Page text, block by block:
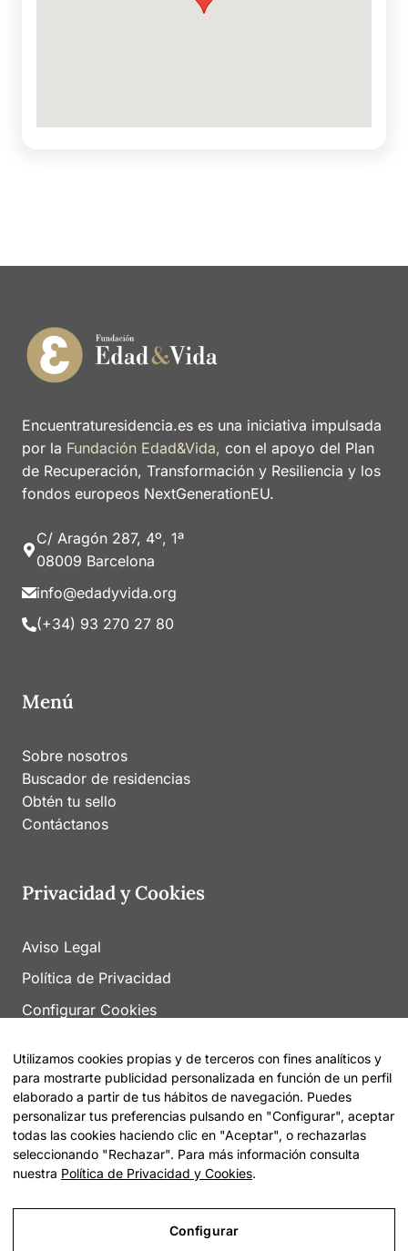
Encuentraturesidencia.es es una iniciativa impulsada
por la Fundación Edad&Vida, con el apoyo del Plan
de Recuperación, Transformación y Resiliencia y los
fondos europeos NextGenerationEU.
C/ Aragón 287, 4º, 1ª
08009 Barcelona
info@edadyvida.org
(+34) 93 270 27 80
Menú
Sobre nosotros
Buscador de residencias
Obtén tu sello
Contáctanos
Privacidad y Cookies
Aviso Legal
Política de Privacidad
Configurar Cookies
© 2026 Encuentra tu Residencia | Sitemap
Utilizamos cookies propias y de terceros con fines analíticos y
para mostrarte publicidad personalizada en función de un perfil
elaborado a partir de tus hábitos de navegación. Puedes
personalizar tus preferencias pulsando en "Configurar", aceptar
todas las cookies haciendo clic en "Aceptar", o rechazarlas
seleccionando "Rechazar". Para más información consulta
nuestra Política de Privacidad y Cookies.
Configurar